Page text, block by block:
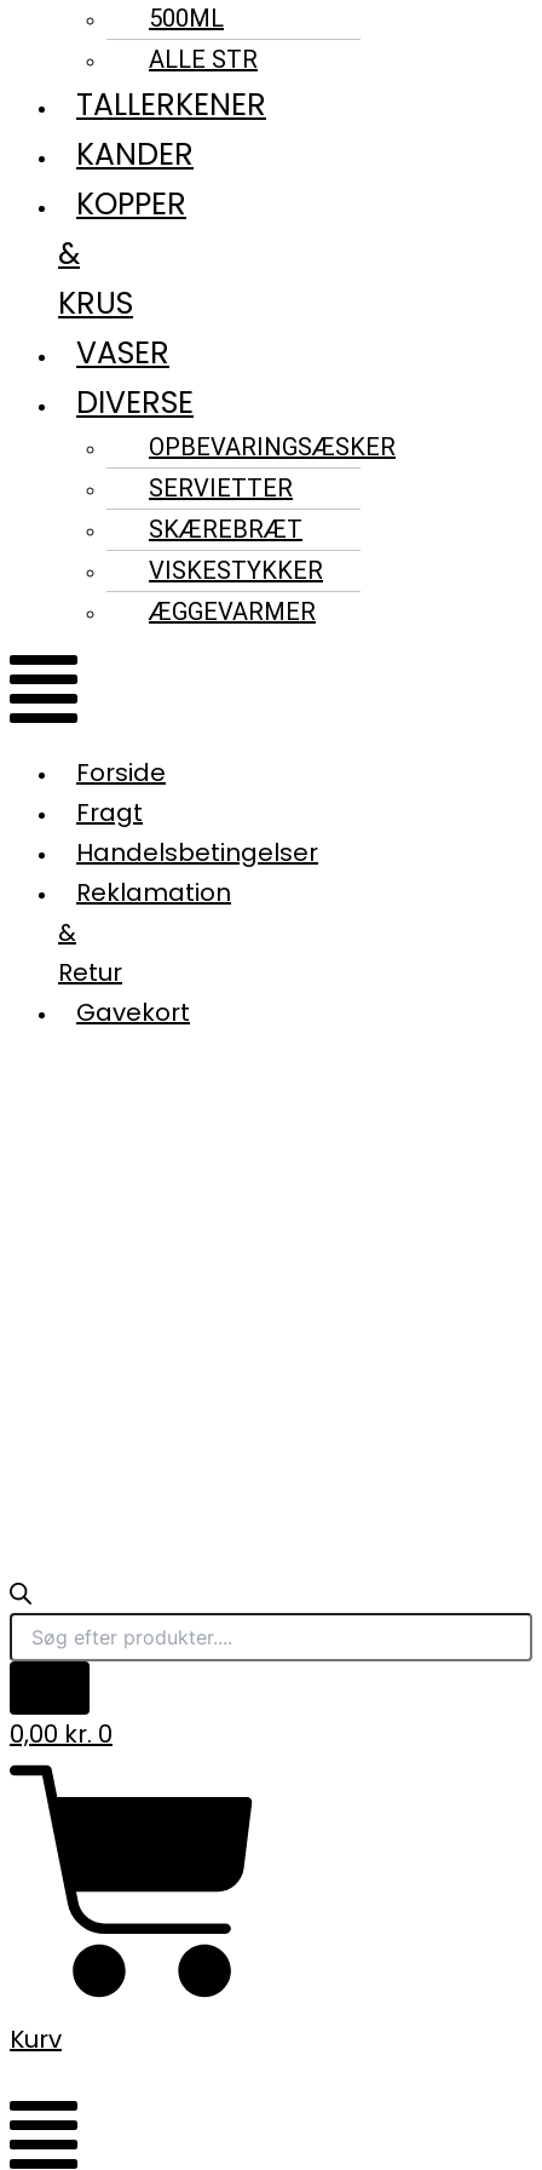
500ML
ALLE STR
TALLERKENER
KANDER
KOPPER
&
KRUS
VASER
DIVERSE
OPBEVARINGSÆSKER
SERVIETTER
SKÆREBRÆT
VISKESTYKKER
ÆGGEVARMER
Forside
Fragt
Handelsbetingelser
Reklamation
&
Retur
Gavekort
0,00 kr. 0
Kurv